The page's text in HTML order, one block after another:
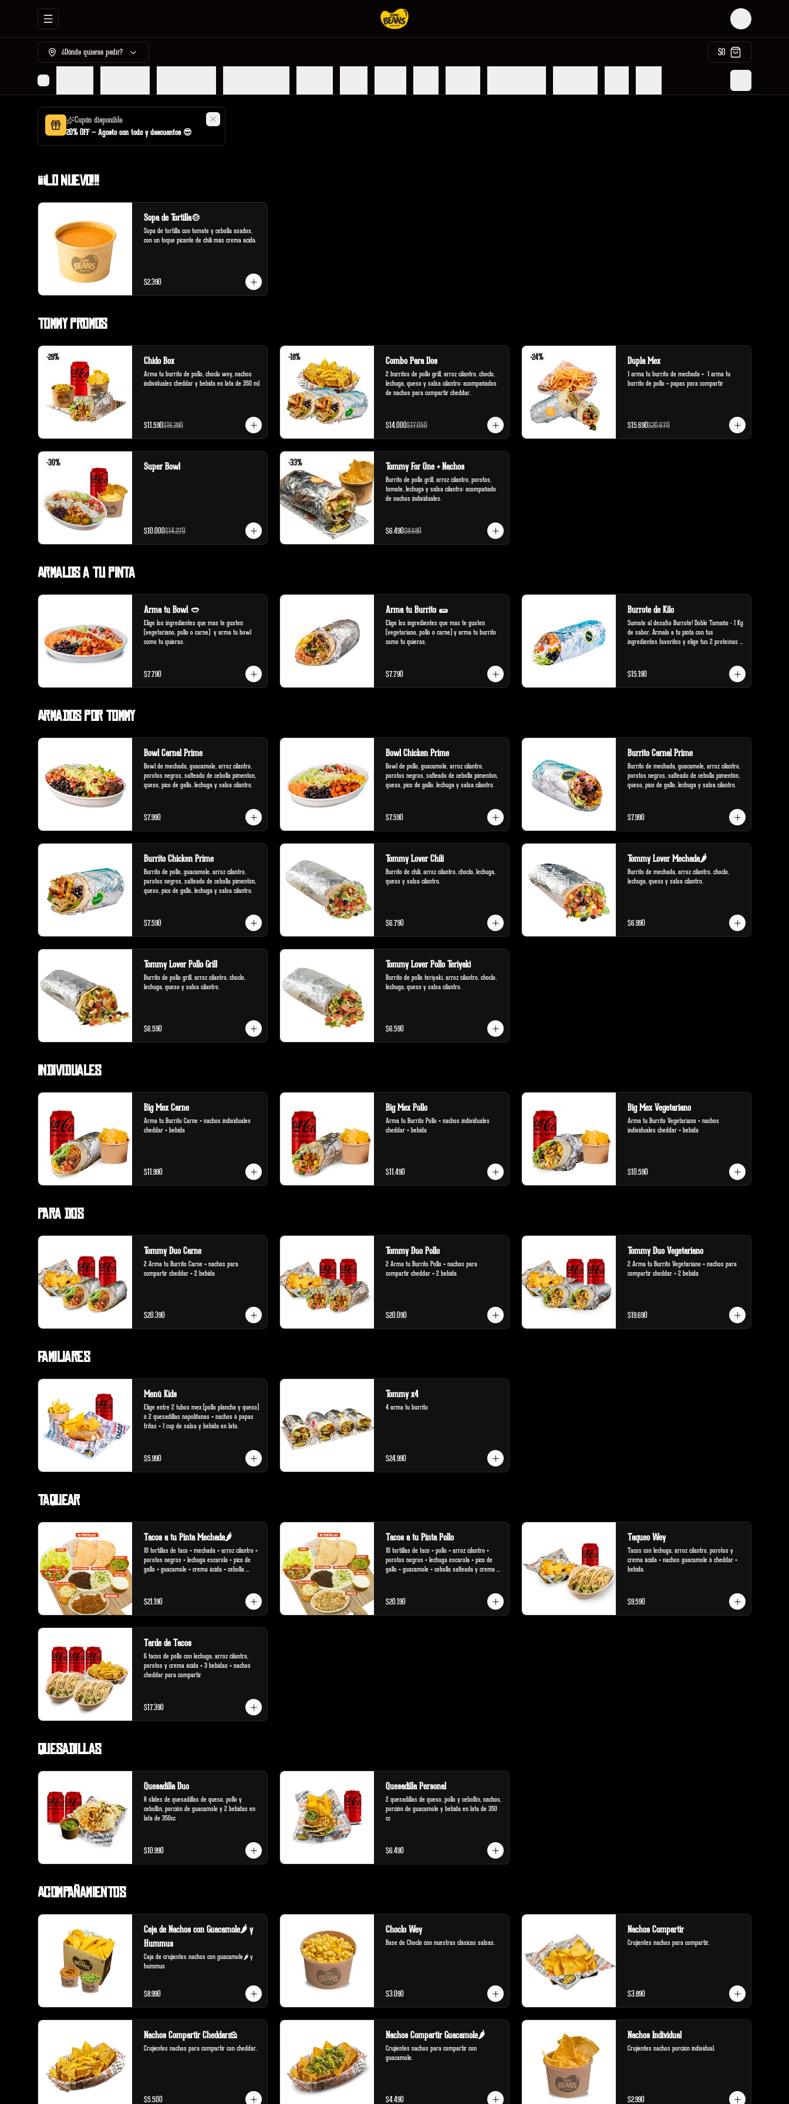
Abrir menu de navegación Login
¿Dónde quieres pedir? $0
Cupón disponible
20% OFF — Agosto con todo y descuentos 😎
¡¡¡Lo Nuevo!!!
Sopa de Tortilla🍲
Sopa de tortilla con tomate y cebolla asados,
con un toque picante de chili más crema acida.
$2.390
Tommy Promos
-29% Chido Box
Arma tu burrito de pollo, choclo wey, nachos
individuales cheddar y bebida en lata de 350 ml
$11.590$16.290
-18% Combo Para Dos
2 burritos de pollo grill, arroz cilantro, choclo,
lechuga, queso y salsa cilantro; acompañados
de nachos para compartir cheddar.
$14.000$17.050
-24% Dupla Mex
1 arma tu burrito de mechada +  1 arma tu
burrito de pollo + papas para compartir
$15.690$20.670
-30% Super Bowl
$10.000$14.270
-33% Tommy For One + Nachos
Burrito de pollo grill, arroz cilantro, porotos,
tomate, lechuga y salsa cilantro; acompañado
de nachos individuales.
$6.490$9.680
Armalos a tu pinta
Arma tu Bowl 🥙
Elige los ingredientes que mas te gusten
(vegetariano, pollo o carne)  y arma tu bowl
como tu quieras.
$7.790
Arma tu Burrito 🌯
Elige los ingredientes que mas te gusten
(vegetariano, pollo o carne) y arma tu burrito
como tu quieras.
$7.790
Burrote de Kilo
Sumate al desafío Burrote! Doble Tamaño - 1 Kg
de sabor. Ármalo a tu pinta con tus
ingredientes favoritos y elige tus 2 proteínas
$15.190
Armados por Tommy
Bowl Carnal Prime
Bowl de mechada, guacamole, arroz cilantro,
porotos negros, salteado de cebolla pimenton,
queso, pico de gallo, lechuga y salsa cilantro.
$7.990
Bowl Chicken Prime
Bowl de pollo, guacamole, arroz cilantro,
porotos negros, salteado de cebolla pimenton,
queso, pico de gallo, lechuga y salsa cilantro.
$7.590
Burrito Carnal Prime
Burrito de mechada, guacamole, arroz cilantro,
porotos negros, salteado de cebolla pimentón,
queso, pico de gallo, lechuga y salsa cilantro.
$7.990
Burrito Chicken Prime
Burrito de pollo, guacamole, arroz cilantro,
porotos negros, salteado de cebolla pimentón,
queso, pico de gallo, lechuga y salsa cilantro.
$7.590
Tommy Lover Chili
Burrito de chili, arroz cilantro, choclo, lechuga,
queso y salsa cilantro.
$6.790
Tommy Lover Mechada🌶️
Burrito de mechada, arroz cilantro, choclo,
lechuga, queso y salsa cilantro.
$6.990
Tommy Lover Pollo Grill
Burrito de pollo grill, arroz cilantro, choclo,
lechuga, queso y salsa cilantro.
$6.590
Tommy Lover Pollo Teriyaki
Burrito de pollo teriyaki, arroz cilantro, choclo,
lechuga, queso y salsa cilantro.
$6.590
Individuales
Big Mex Carne
Arma tu Burrito Carne + nachos individuales
cheddar + bebida
$11.990
Big Mex Pollo
Arma tu Burrito Pollo + nachos individuales
cheddar + bebida
$11.490
Big Mex Vegetariano
Arma tu Burrito Vegetariano + nachos
individuales cheddar + bebida
$10.590
Para Dos
Tommy Duo Carne
2 Arma tu Burrito Carne + nachos para
compartir cheddar + 2 bebida
$20.390
Tommy Duo Pollo
2 Arma tu Burrito Pollo + nachos para
compartir cheddar + 2 bebida
$20.090
Tommy Duo Vegetariano
2 Arma tu Burrito Vegetariano + nachos para
compartir cheddar + 2 bebida
$19.690
Familiares
Menú Kids
Elige entre 2 tubos mex (pollo plancha y queso)
ó 2 quesadillas napolitanas + nachos ó papas
fritas + 1 cup de salsa y bebida en lata.
$5.990
Tommy x4
4 arma tu burrito
$24.990
Taquear
Tacos a tu Pinta Mechada🌶️
10 tortillas de taco + mechada + arroz cilantro +
porotos negros + lechuga escarola + pico de
gallo + guacamole + crema ácida + cebolla
$21.190
Tacos a tu Pinta Pollo
10 tortillas de taco + pollo + arroz cilantro +
porotos negros + lechuga escarola + pico de
gallo + guacamole + cebolla salteada y crema
$20.190
Taqueo Wey
Tacos con lechuga, arroz cilantro, porotos y
crema ácida + nachos guacamole ó cheddar +
bebida.
$9.590
Tarde de Tacos
6 tacos de pollo con lechuga, arroz cilantro,
porotos y crema ácida + 3 bebidas + nachos
cheddar para compartir
$17.390
Quesadillas
Quesadilla Duo
8 slides de quesadillas de queso, pollo y
cebollín, porción de guacamole y 2 bebidas en
lata de 350cc
$10.990
Quesadilla Personal
2 quesadillas de queso, pollo y cebollín, nachos,
porción de guacamole y bebida en lata de 350
cc
$6.490
Acompañamientos
Caja de Nachos con Guacamole🌶️ y
Hummus
Caja de crujientes nachos con guacamole🌶️ y
hummus
$8.990
Choclo Wey
Base de Choclo con nuestras clásicas salsas.
$3.090
Nachos Compartir
Crujientes nachos para compartir.
$3.890
Nachos Compartir Cheddar🧀
Crujientes nachos para compartir con cheddar.
$5.500
Nachos Compartir Guacamole🌶️
Crujientes nachos para compartir con
guacamole.
$4.490
Nachos Individual
Crujientes nachos porción individual.
$2.990